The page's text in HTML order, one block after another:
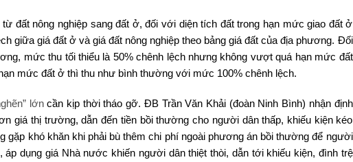
đất nông nghiệp sang đất ở, đối với diện tích đất trong hạn mức giao đất ở
giữa giá đất ở và giá đất nông nghiệp theo bảng giá đất của địa phương. Đối
mức thu tối thiểu là 50% chênh lệch nhưng không vượt quá hạn mức đất
mức đất ở thì thu như bình thường với mức 100% chênh lệch.
lớncần kịp thời tháo gỡ. ĐB Trần Văn Khải (đoàn Ninh Bình) nhận định
giá thị trường, dẫn đến tiền bồi thường cho người dân thấp, khiếu kiện kéo
gặp khó khăn khi phải bù thêm chi phí ngoài phương án bồi thường để người
dụng giá Nhà nước khiến người dân thiệt thòi, dẫn tới khiếu kiện, đình trệ